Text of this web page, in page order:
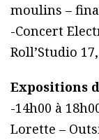
moulins –
-Concert
Roll’Studio
Expositions
-14h00 à
Lorette –